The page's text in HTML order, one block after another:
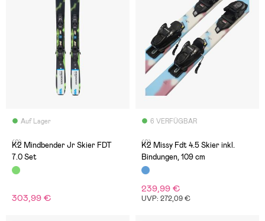
Auf Lager
(0)
K2 Mindbender Jr Skier FDT
7.0 Set
303,99 €
6 VERFÜGBAR
(0)
K2 Missy Fdt 4.5 Skier inkl.
Bindungen, 109 cm
239,99 €
UVP: 272,09 €